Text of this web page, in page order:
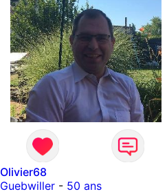
Olivier68
Guebwiller- 50 ans